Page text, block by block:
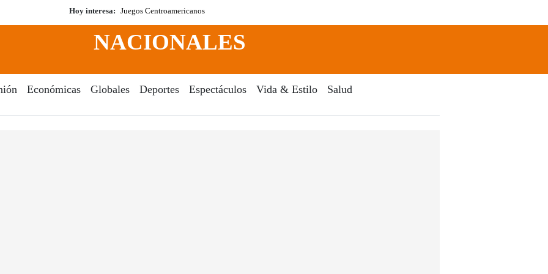
Hoy interesa: Juegos Centroamericanos
Search
NACIONALES
Económicas Globales Deportes Espectáculos Vida & Estilo Salud